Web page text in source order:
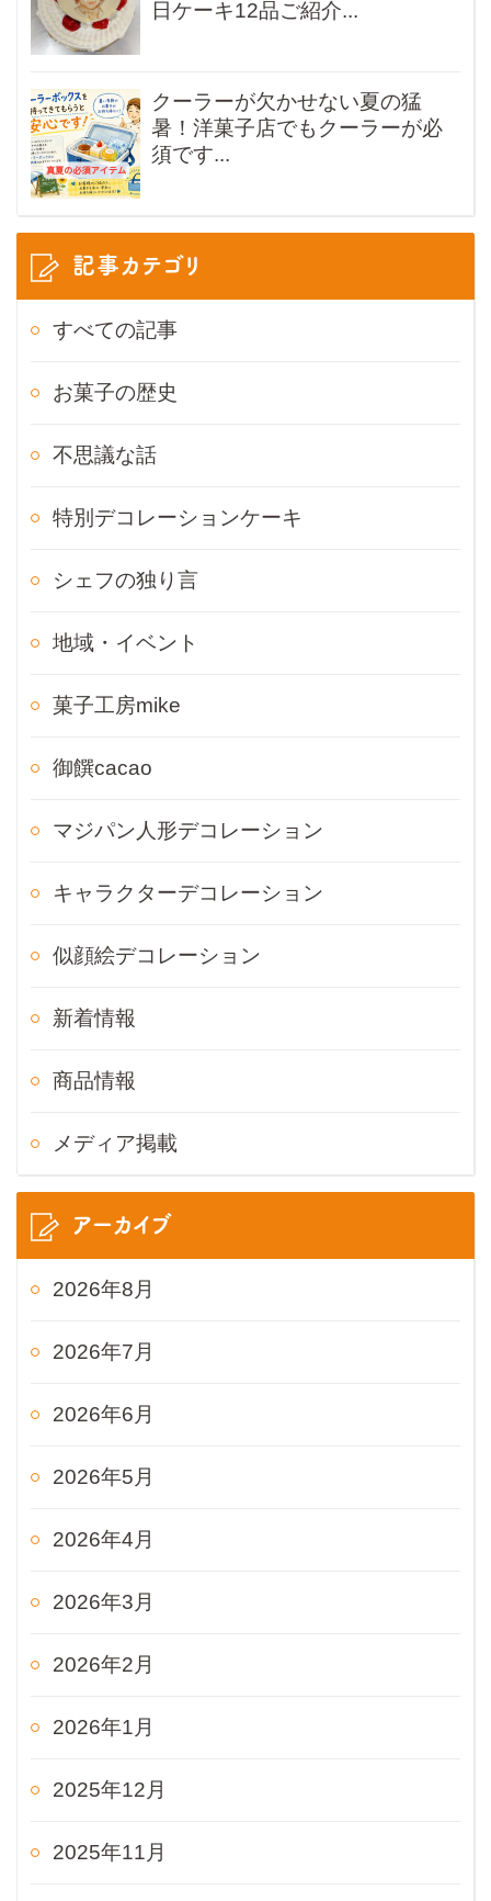
日ケーキ12品ご紹介...
クーラーが欠かせない夏の猛
暑！洋菓子店でもクーラーが必
須です...
記事カテゴリ
すべての記事
お菓子の歴史
不思議な話
特別デコレーションケーキ
シェフの独り言
地域・イベント
菓子工房mike
御饌cacao
マジパン人形デコレーション
キャラクターデコレーション
似顔絵デコレーション
新着情報
商品情報
メディア掲載
アーカイブ
2026年8月
2026年7月
2026年6月
2026年5月
2026年4月
2026年3月
2026年2月
2026年1月
2025年12月
2025年11月